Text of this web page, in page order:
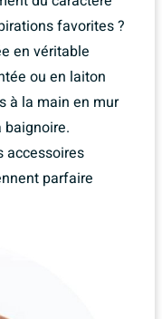
favorites ?
en véritable
ou en laiton
à la main en mur
baignoire.
accessoires
parfaire